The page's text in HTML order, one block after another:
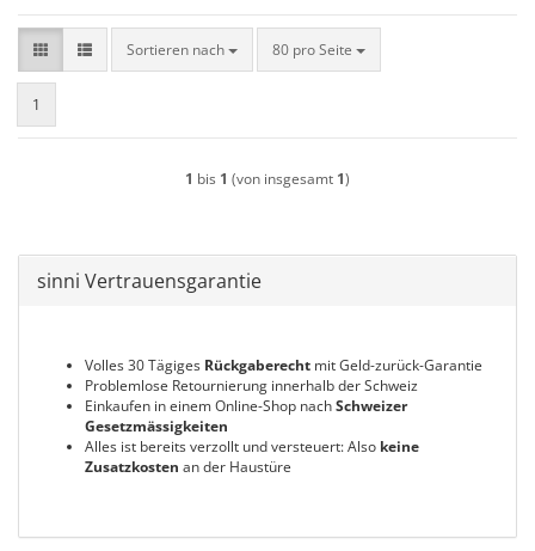
Sortieren nach
Sortieren nach 80 pro Seite
pro Seite
1
1 bis 1 (von insgesamt 1)
sinni Vertrauensgarantie
Volles 30 Tägiges Rückgaberecht mit Geld-zurück-Garantie
Problemlose Retournierung innerhalb der Schweiz
Einkaufen in einem Online-Shop nachSchweizer
Gesetzmässigkeiten
Alles ist bereits verzollt und versteuert: Also keine
Zusatzkosten an der Haustüre